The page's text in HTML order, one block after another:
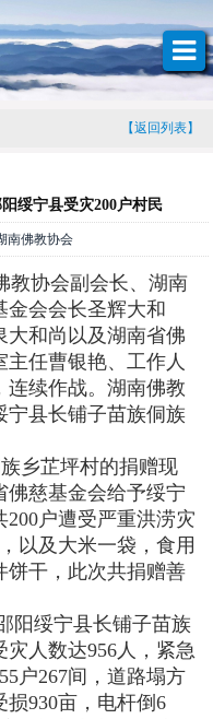
【返回列表】
绥宁县受灾200户村民
南佛教协会
教协会副会长、湖南
金会会长圣辉大和
大和尚以及湖南省佛
任曹银艳、工作人
连续作战。湖南佛教
宁县长铺子苗族侗族
乡芷坪村的捐赠现
佛慈基金会给予绥宁
户遭受严重洪涝灾
以及大米一袋，食用
饼干，此次共捐赠善
阳绥宁县长铺子苗族
人数达956人，紧急
户267间，道路塌方
损930亩，电杆倒6